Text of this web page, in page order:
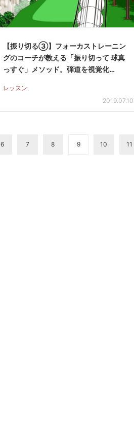
【振り切る③】フォーカストレーニン
グのコーチが教える「振り切って 球真
っすぐ」メソッド。弾道を視覚化…
レッスン
2019.07.10
6 7 8 9 10 11